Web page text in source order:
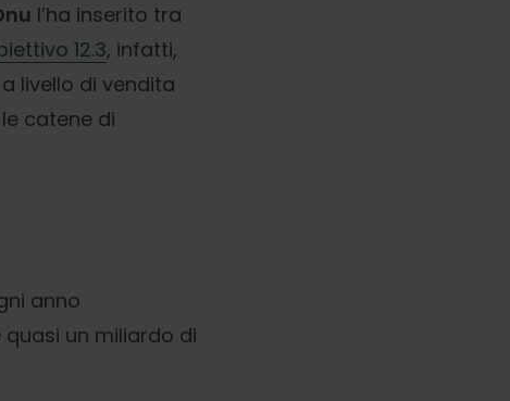
l’ha inserito tra
12.3, infatti,
livello di vendita
catene di
anno
quasi un miliardo di